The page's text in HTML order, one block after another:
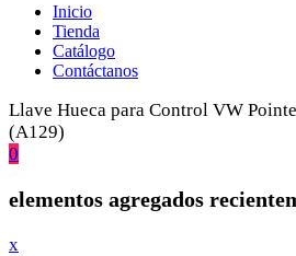
Inicio
Tienda
Catálogo
Contáctanos
Llave Hueca para Control VW
(A129)
0
elementos agregados
x